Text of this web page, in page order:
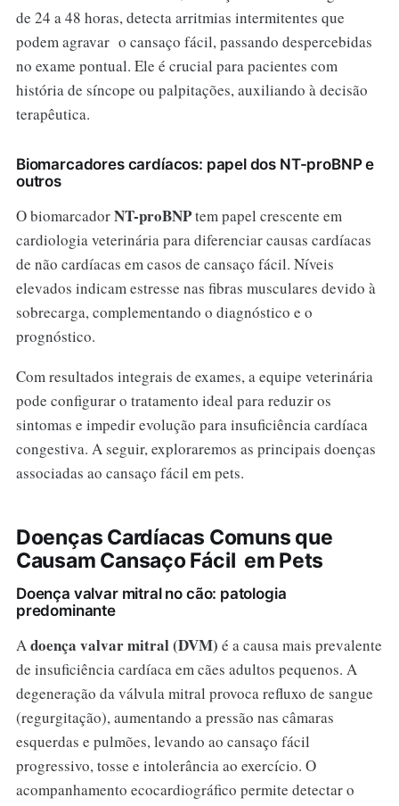
de 24 a 48 horas, detecta arritmias intermitentes que
podem agravar o cansaço fácil, passando despercebidas
no exame pontual. Ele é crucial para pacientes com
história de síncope ou palpitações, auxiliando à decisão
terapêutica.
Biomarcadores cardíacos: papel dos NT-proBNP e
outros
O biomarcadorNT-proBNPtem papel crescente em
cardiologia veterinária para diferenciar causas cardíacas
de não cardíacas em casos de cansaço fácil. Níveis
elevados indicam estresse nas fibras musculares devido à
sobrecarga, complementando o diagnóstico e o
prognóstico.
Com resultados integrais de exames, a equipe veterinária
pode configurar o tratamento ideal para reduzir os
sintomas e impedir evolução para insuficiência cardíaca
congestiva. A seguir, exploraremos as principais doenças
associadas ao cansaço fácil em pets.
Doenças Cardíacas Comuns que
Causam Cansaço Fácil em Pets
Doença valvar mitral no cão: patologia
predominante
Adoença valvar mitral (DVM) é a causa mais prevalente
de insuficiência cardíaca em cães adultos pequenos. A
degeneração da válvula mitral provoca refluxo de sangue
(regurgitação), aumentando a pressão nas câmaras
esquerdas e pulmões, levando ao cansaço fácil
progressivo, tosse e intolerância ao exercício. O
acompanhamento ecocardiográfico permite detectar o